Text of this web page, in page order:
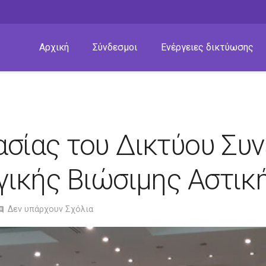
Αρχική Σύνδεσμοι Ενέργειες δικτύωσης
του Δικτύου
Βιώσιμης
Δεν υπάρχουν Σχόλια